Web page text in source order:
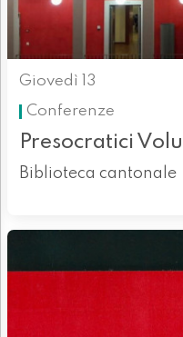
Giovedì 13
Conferenze
Presocratici
Biblioteca cantonale